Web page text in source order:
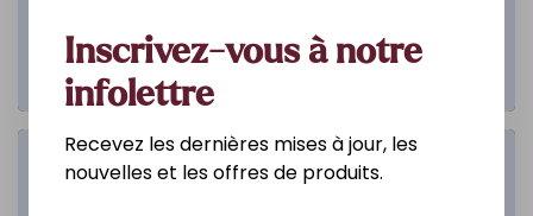
Salle de bain
Inscrivez-vous à notre
infolettre
Recevez les dernières mises à jour, les
nouvelles et les offres de produits.